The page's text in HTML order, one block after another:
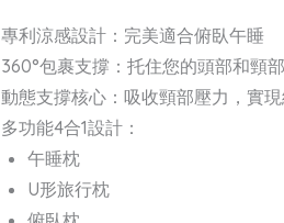
專利涼感設計：完美適合俯臥午睡
360°包裹支撐：托住您的頭部和頸
動態支撐核心：吸收頸部壓力，實
多功能4合1設計：
午睡枕
U形旅行枕